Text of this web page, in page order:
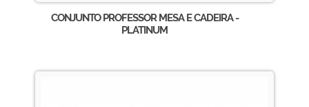
CONJUNTO PROFESSOR MESA E CADEIRA -
PLATINUM